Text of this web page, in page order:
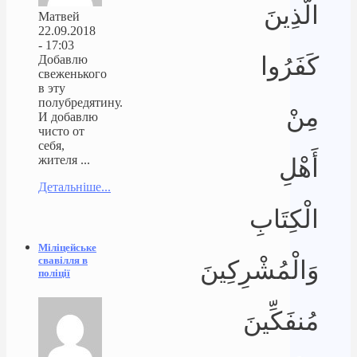
الَّذِينَ
كَفَرُوا
مِنْ
أَهْلِ
الْكِتَابِ
وَالْمُشْرِكِينَ
مُنفَكِّينَ
Матвей
22.09.2018
- 17:03
Добавлю
свеженького
в эту
полубредятину.
И добавлю
чисто от
себя,
жителя ...
Детальніше...
Міліцейське
свавілля в
поліції